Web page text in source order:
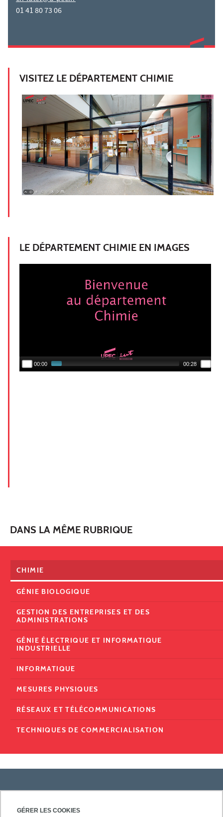
GÉRER LES COOKIES
01 41 80 73 06
VISITEZ LE DÉPARTEMENT CHIMIE
LE DÉPARTEMENT CHIMIE EN IMAGES
00:00 00:28
DANS LA MÊME RUBRIQUE
CHIMIE
GÉNIE BIOLOGIQUE
GESTION DES ENTREPRISES ET DES
ADMINISTRATIONS
GÉNIE ÉLECTRIQUE ET INFORMATIQUE
INDUSTRIELLE
INFORMATIQUE
MESURES PHYSIQUES
RÉSEAUX ET TÉLÉCOMMUNICATIONS
TECHNIQUES DE COMMERCIALISATION
PRATIQUE